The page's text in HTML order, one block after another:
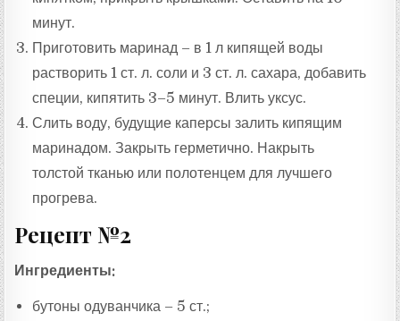
минут.
Приготовить маринад – в 1 л кипящей воды
растворить 1 ст. л. соли и 3 ст. л. сахара, добавить
специи, кипятить 3–5 минут. Влить уксус.
Слить воду, будущие каперсы залить кипящим
маринадом. Закрыть герметично. Накрыть
толстой тканью или полотенцем для лучшего
прогрева.
Рецепт №2
Ингредиенты:
бутоны одуванчика – 5 ст.;